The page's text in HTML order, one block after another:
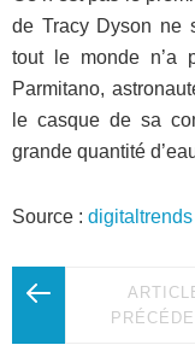
de Tracy Dyson ne
tout le monde n’a
Parmitano,
le casque de sa
grande quantité
Source : digitaltrends